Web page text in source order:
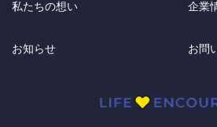
私たちの想い 企業
お知らせ お問